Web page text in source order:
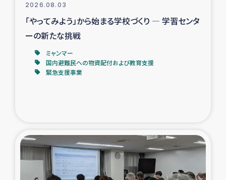
レバノンでのシリア難民・レバノン人への農業支援
海外ルーツの市民との共生
神原ゼミxパルシック
仮設住宅生活支援・農業復興支援
漁業復興支援
2026.08.03
「やってみよう」から始まる学校づくり ― 学習センタ
ーの新たな挑戦
ミャンマー
国内避難民への物資配付および教育支援
緊急支援事業